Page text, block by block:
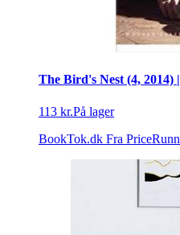
The Bird's Nest (4, 2014)
113 kr.På lager
BookTok.dk Fra